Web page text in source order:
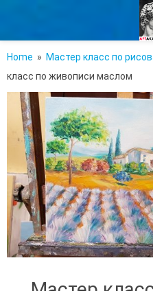
Home » Мастер класс по
класс по живописи маслом